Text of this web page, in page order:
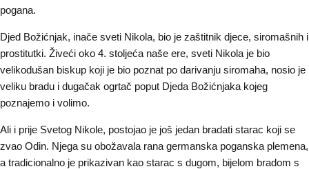
pogana.
Djed Božićnjak, inače sveti Nikola, bio je zaštitnik djece, siromašnih i
prostitutki. Živeći oko 4. stoljeća naše ere, sveti Nikola je bio
velikodušan biskup koji je bio poznat po darivanju siromaha, nosio je
veliku bradu i dugačak ogrtač poput Djeda Božićnjaka kojeg
poznajemo i volimo.
Ali i prije Svetog Nikole, postojao je još jedan bradati starac koji se
zvao Odin. Njega su obožavala rana germanska poganska plemena,
a tradicionalno je prikazivan kao starac s dugom, bijelom bradom s